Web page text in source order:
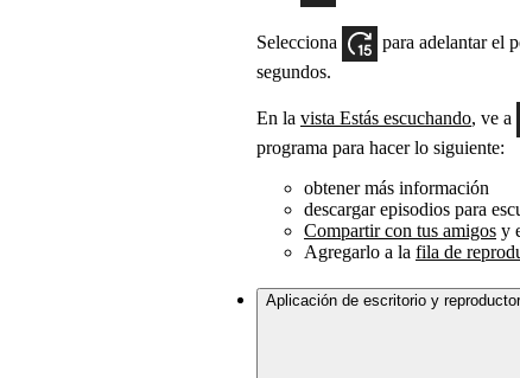
Selecciona para adelantar el
segundos.
En la vista Estás escuchando, ve a
programa para hacer lo siguiente:
obtener más información
descargar episodios para
Compartir con tus amigos y
Agregarlo a la fila de
Aplicación de escritorio y